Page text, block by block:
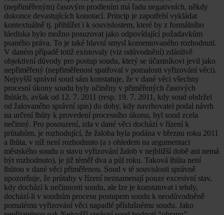
(nepřiměřeným) časovým prodlením má řadu negativních, někdy
dokonce devastujících konotací. Princip je zapotřebí vykládat
kontextuálně tj. přihlížet i k souvislostem, které by z formálního
hlediska bylo možno posuzovat jako odpovídající požadavkům
psaného práva. To je také hlavní smysl komentovaného rozhodnutí.
V daném případě totiž existovaly (viz odůvodnění) zdánlivě
objektivní důvody pro postup soudu, který se účastníkovi jevil jako
nepřiměřený (nepřiměřenost spatřoval v pomalosti vyřizování věci).
Nejvyšší správní soud sám konstatuje, že v dané věci všechny
procesní úkony soudu byly učiněny v přiměřených časových
lhůtách, avšak od 12. 7. 2011 (resp. 19. 7. 2011, kdy soud obdržel
od žalovaného správní spis) do doby, kdy navrhovatel podal návrh
na určení lhůty k provedení procesního úkonu, byl soud zcela
nečinný. Pro posouzení, zda v dané věci dochází v řízení k
průtahům, je rozhodující, že žaloba byla podána v březnu roku 2011
a lhůta, v níž není rozhodnuto (a s ohledem na argumentaci
městského soudu o stavu vyřizování žalob v nejbližší době ani nemá
být rozhodnuto), je již téměř dva a půl roku. Taková lhůta není
lhůtou v dané věci přiměřenou. Soud v té souvislosti správně
upozorňuje, že průtahy v řízení neznamenají pouze excesivní stav,
kdy dochází k nečinnosti soudu, ale lze je konstatovat i tehdy,
dochází-li v soudním procesu postupem soudu k neodůvodněně
pomalému vyřizování věci napadlé příslušnému soudu. Jako